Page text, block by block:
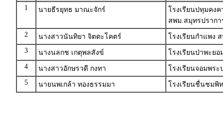
1
นายธีรยุทธ มาณะจักร์
โรงเรียนปทุมคง
สพม.สมุทรปรากา
2
นางสาวนันทิยา จิตตะโคตร์
โรงเรียนกำแพง
3
นางนลกช เกตุพลสังข์
โรงเรียนป่าพะย
4
นางสาวอักษรวดี กงทา
โรงเรียนจอมพร
5
นายนพเกล้า ทองธรรมมา โรงเรียนชื่นชมพิ